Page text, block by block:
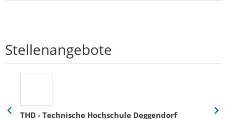
Stellenangebote
THD - Technische Hochschule Deggendorf
Eine
Eine